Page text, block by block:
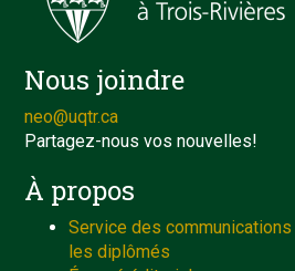
Nous joindre
neo@uqtr.ca
Partagez-nous vos nouvelles!
À propos
Service des
les diplômés